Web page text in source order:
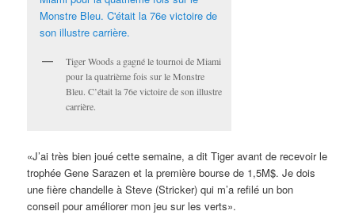
Tiger Woods a gagné le tournoi de Miami
pour la quatrième fois sur le Monstre
Bleu. C’était la 76e victoire de son illustre
carrière.
«J’ai très bien joué cette semaine, a dit Tiger avant de recevoir le
trophée Gene Sarazen et la première bourse de 1,5M$. Je dois
une fière chandelle à Steve (Stricker) qui m’a refilé un bon
conseil pour améliorer mon jeu sur les verts».